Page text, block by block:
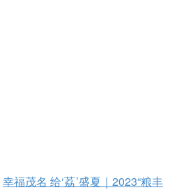
幸福茂名 给‘荔’盛夏｜2023“粮丰